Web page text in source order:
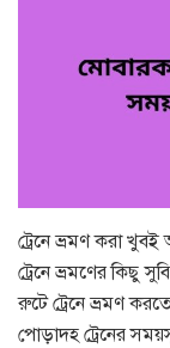
ট্রেনে ভ্রমণ করা
ট্রেনে ভ্রমণের কিছু
রুটে ট্রেনে ভ্রমণ
পোড়াদহ ট্রেনের